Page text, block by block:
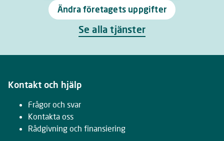
Ändra företagets uppgifter
Se alla tjänster
Kontakt och hjälp
Frågor och svar
Kontakta oss
Rådgivning och finansiering